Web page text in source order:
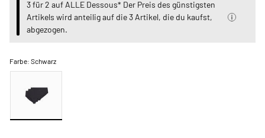
3 für 2 auf ALLE Dessous* Der Preis des günstigsten
Artikels wird anteilig auf die 3 Artikel, die du kaufst,
abgezogen.
Farbe:Schwarz